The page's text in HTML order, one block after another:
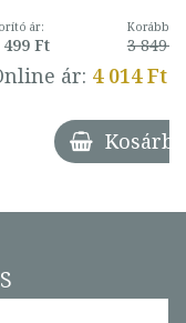
ár:
499 Ft
Korábbi
3 849 Ft
ár: 4 014 Ft
Kosárba